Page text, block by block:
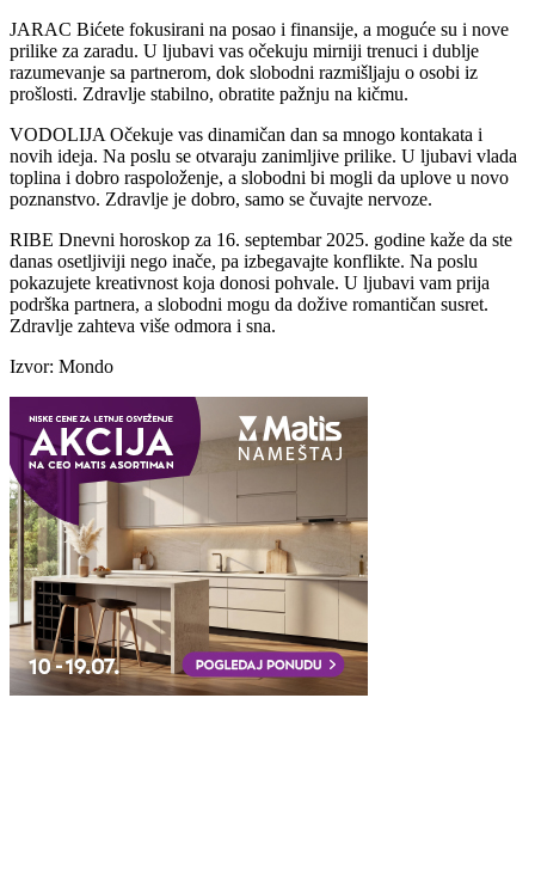
JARAC Bićete fokusirani na posao i finansije, a moguće su i nove
prilike za zaradu. U ljubavi vas očekuju mirniji trenuci i dublje
razumevanje sa partnerom, dok slobodni razmišljaju o osobi iz
prošlosti. Zdravlje stabilno, obratite pažnju na kičmu.
VODOLIJA Očekuje vas dinamičan dan sa mnogo kontakata i
novih ideja. Na poslu se otvaraju zanimljive prilike. U ljubavi vlada
toplina i dobro raspoloženje, a slobodni bi mogli da uplove u novo
poznanstvo. Zdravlje je dobro, samo se čuvajte nervoze.
RIBE Dnevni horoskop za 16. septembar 2025. godine kaže da ste
danas osetljiviji nego inače, pa izbegavajte konflikte. Na poslu
pokazujete kreativnost koja donosi pohvale. U ljubavi vam prija
podrška partnera, a slobodni mogu da dožive romantičan susret.
Zdravlje zahtevа više odmora i sna.
Izvor: Mondo